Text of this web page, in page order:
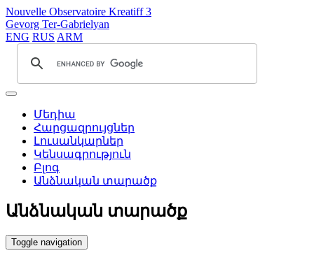
Nouvelle Observatoire Kreatiff 3
Gevorg Ter-Gabrielyan
ENG RUS ARM
Մեդիա
Հարցազրույցներ
Լուսանկարներ
Կենսագրություն
Բլոգ
Անձնական տարածք
Անձնական տարածք
Toggle navigation